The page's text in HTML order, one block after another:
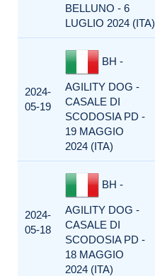
BELLUNO - 6
LUGLIO 2024 (ITA)
2024-
05-19
BH -
AGILITY DOG -
CASALE DI
SCODOSIA PD -
19 MAGGIO
2024 (ITA)
2024-
05-18
BH -
AGILITY DOG -
CASALE DI
SCODOSIA PD -
18 MAGGIO
2024 (ITA)